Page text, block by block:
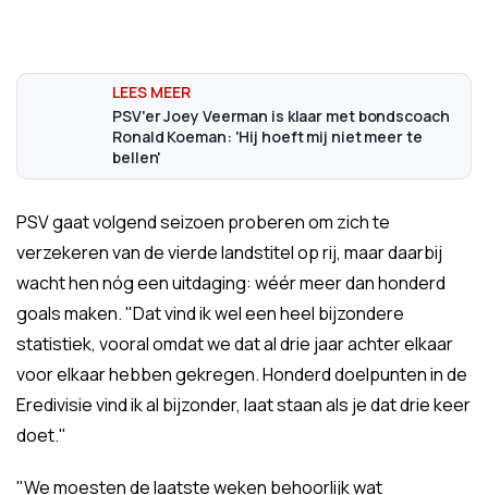
PSV'er Joey Veerman is klaar met bondscoach
Ronald Koeman: 'Hij hoeft mij niet meer te
bellen'
PSV gaat volgend seizoen proberen om zich te
verzekeren van de vierde landstitel op rij, maar daarbij
wacht hen nóg een uitdaging: wéér meer dan honderd
goals maken. "Dat vind ik wel een heel bijzondere
statistiek, vooral omdat we dat al drie jaar achter elkaar
voor elkaar hebben gekregen. Honderd doelpunten in de
Eredivisie vind ik al bijzonder, laat staan als je dat drie keer
doet."
"We moesten de laatste weken behoorlijk wat